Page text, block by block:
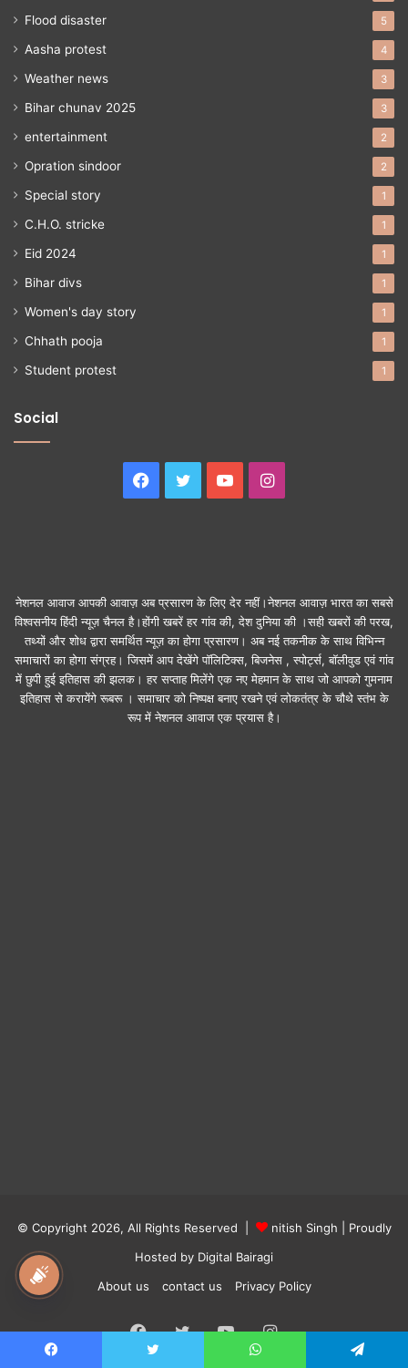
Flood disaster 5
Aasha protest 4
Weather news 3
Bihar chunav 2025 3
entertainment 2
Opration sindoor 2
Special story 1
C.H.O. stricke 1
Eid 2024 1
Bihar divs 1
Women's day story 1
Chhath pooja 1
Student protest 1
Social
Facebook
Twitter YouTubeInstagram
नेशनल आवाज आपकी आवाज़ अब प्रसारण के लिए देर नहीं।नेशनल आवाज़ भारत का सबसे
विश्वसनीय हिंदी न्यूज़ चैनल है।होंगी खबरें हर गांव की, देश दुनिया की ।सही खबरों की परख,
तथ्यों और शोध द्वारा समर्थित न्यूज़ का होगा प्रसारण। अब नई तकनीक के साथ विभिन्न
समाचारों का होगा संग्रह। जिसमें आप देखेंगे पॉलिटिक्स, बिजनेस , स्पोर्ट्स, बॉलीवुड एवं गांव
में छुपी हुई इतिहास की झलक। हर सप्ताह मिलेंगे एक नए मेहमान के साथ जो आपको गुमनाम
इतिहास से करायेंगे रूबरू । समाचार को निष्पक्ष बनाए रखने एवं लोकतंत्र के चौथे स्तंभ के
रूप में नेशनल आवाज एक प्रयास है।
© Copyright 2026, All Rights Reserved | nitish Singh | Proudly
Hosted by Digital Bairagi
About us
contact us Privacy Policy
Facebook
TwitterYouTubeInstagram